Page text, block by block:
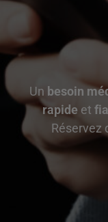
Un besoin
rapide et
Réservez